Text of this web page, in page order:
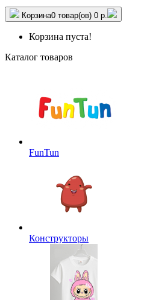
Корзина0 товар(ов) 0 р.
Корзина пуста!
Каталог товаров
FunTun
Конструкторы